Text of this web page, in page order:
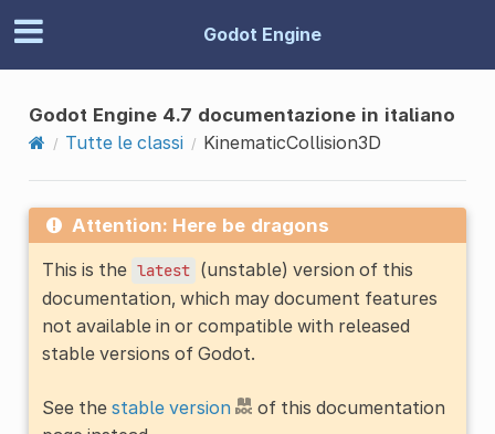
Godot Engine
Godot Engine 4.7 documentazione in italiano
Tutte le classi
KinematicCollision3D
Attention: Here be dragons
This is the latest (unstable) version of this
documentation, which may document features
not available in or compatible with released
stable versions of Godot.
See the stable version
of this documentation